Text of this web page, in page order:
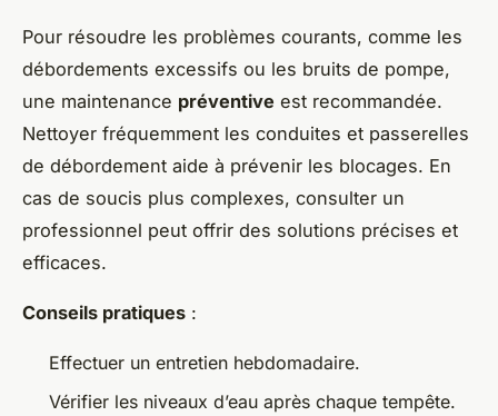
Pour résoudre les problèmes courants, comme les
débordements excessifs ou les bruits de pompe,
une maintenance préventive est recommandée.
Nettoyer fréquemment les conduites et passerelles
de débordement aide à prévenir les blocages. En
cas de soucis plus complexes, consulter un
professionnel peut offrir des solutions précises et
efficaces.
Conseils pratiques :
Effectuer un entretien hebdomadaire.
Vérifier les niveaux d’eau après chaque tempête.